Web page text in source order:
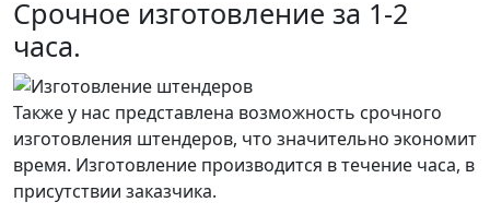
Срочное изготовление за 1-2
часа.
Также у нас представлена возможность срочного
изготовления штендеров, что значительно экономит
время. Изготовление производится в течение часа, в
присутствии заказчика.